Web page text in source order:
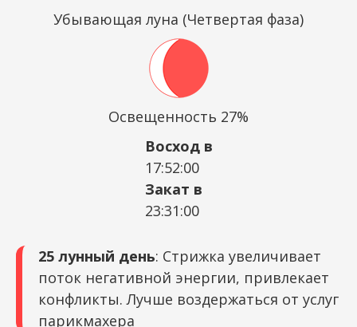
Убывающая луна (Четвертая фаза)
Освещенность 27%
Восход в
17:52:00
Закат в
23:31:00
25 лунный день: Стрижка увеличивает
поток негативной энергии, привлекает
конфликты. Лучше воздержаться от услуг
парикмахера